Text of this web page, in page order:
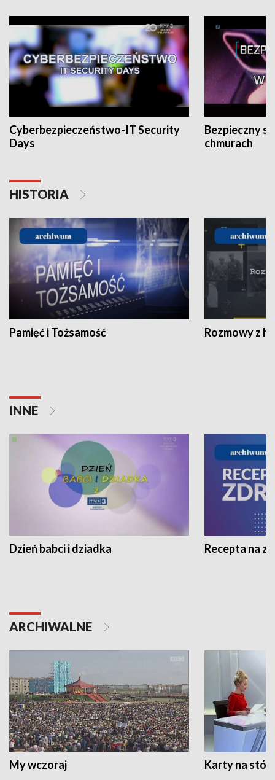
Cyberbezpieczeństwo-IT Security
Days
Bezpieczny
chmurach
HISTORIA
Pamięć i Tożsamość Rozmowy z
INNE
Dzień babci i dziadka Recepta na
ARCHIWALNE
My wczoraj Karty na